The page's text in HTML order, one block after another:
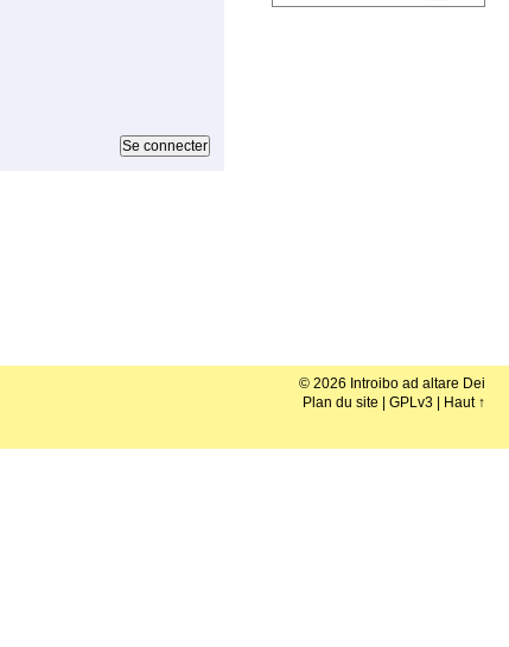
© 2026 Introibo ad altare Dei
Plan du site
GPLv3 Haut ↑